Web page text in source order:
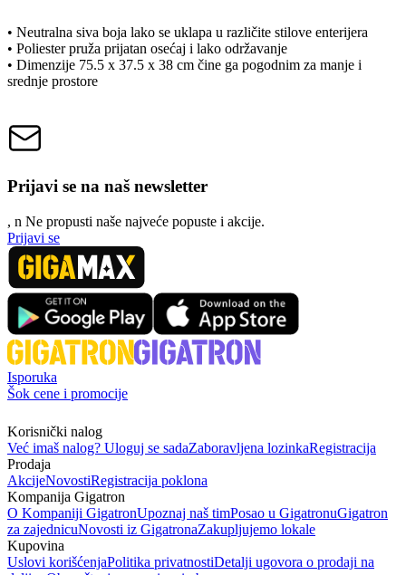
• Neutralna siva boja lako se uklapa u različite stilove enterijera
• Poliester pruža prijatan osećaj i lako održavanje
• Dimenzije 75.5 x 37.5 x 38 cm čine ga pogodnim za manje i
srednje prostore
Prijavi se na naš newsletter
, n Ne propusti naše najveće popuste i akcije.
Prijavi se
Isporuka
Šok cene i promocije
Korisnički nalog
Već imaš nalog? Uloguj se sadaZaboravljena lozinkaRegistracija
Prodaja
AkcijeNovostiRegistracija poklona
Kompanija Gigatron
O Kompaniji GigatronUpoznaj naš timPosao u GigatronuGigatron
za zajednicuNovosti iz GigatronaZakupljujemo lokale
Kupovina
Uslovi korišćenjaPolitika privatnostiDetalji ugovora o prodaji na